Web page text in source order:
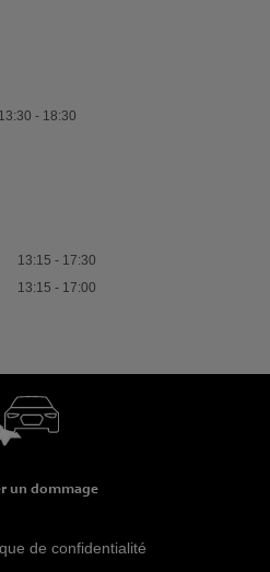
13:30 - 18:30
13:15 - 17:30
13:15 - 17:00
un dommage
de confidentialité